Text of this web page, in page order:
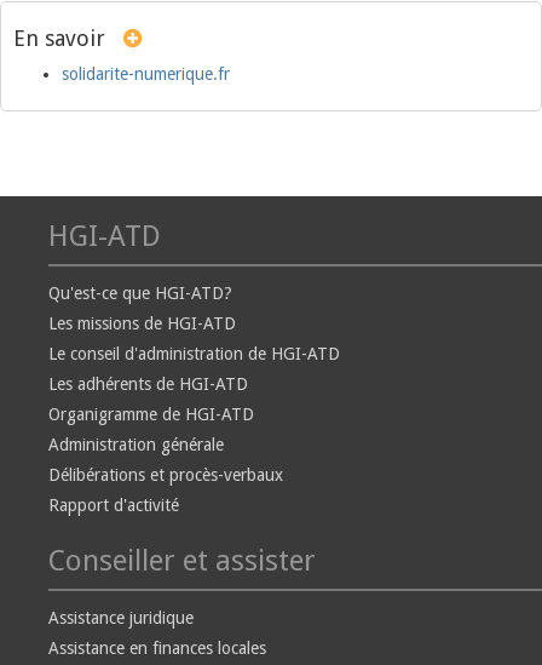
En savoir
solidarite-numerique.fr
HGI-ATD
Qu'est-ce que HGI-ATD?
Les missions de HGI-ATD
Le conseil d'administration de HGI-ATD
Les adhérents de HGI-ATD
Organigramme de HGI-ATD
Administration générale
Délibérations et procès-verbaux
Rapport d'activité
Conseiller et assister
Assistance juridique
Assistance en finances locales